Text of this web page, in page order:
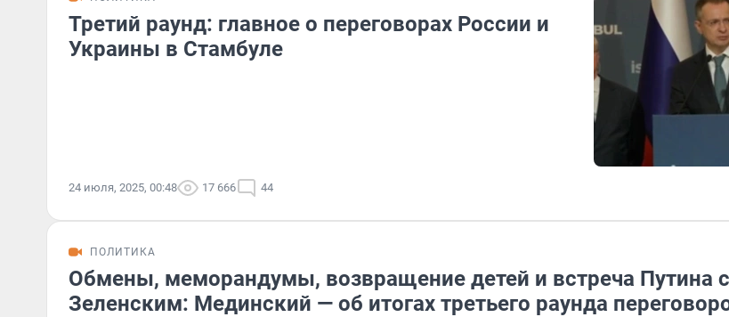
Третий раунд: главное о переговорах России и
Украины в Стамбуле
24 июля, 2025, 00:48 17 666 44
ПОЛИТИКА
Обмены, меморандумы, возвращение детей и встреча Путина с
Зеленским: Мединский — об итогах третьего раунда